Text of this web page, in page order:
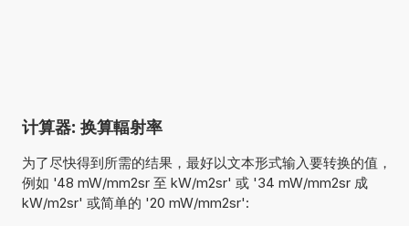
计算器: 换算輻射率
为了尽快得到所需的结果，最好以文本形式输入要转换的值，
例如 '48 mW/mm2sr 至 kW/m2sr' 或 '34 mW/mm2sr 成
kW/m2sr' 或简单的 '20 mW/mm2sr':